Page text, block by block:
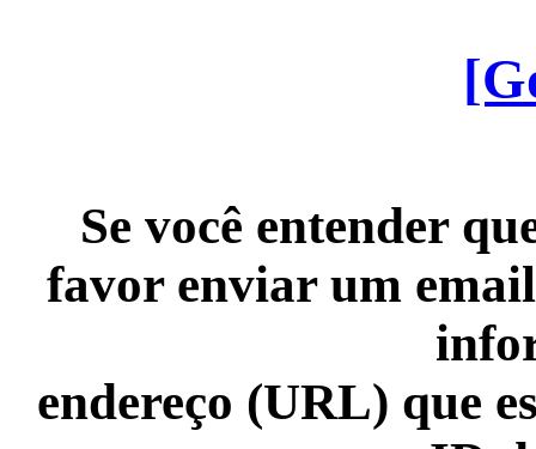
Se você entender
favor enviar um
endereço (URL) que